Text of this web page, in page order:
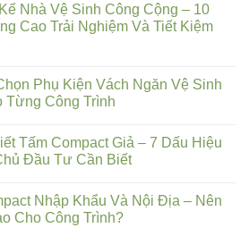
Nhà Vệ Sinh Công Cộng – 10
Cao Trải Nghiệm Và Tiết Kiệm
Phụ Kiện Vách Ngăn Vệ Sinh
Từng Công Trình
Tấm Compact Giả – 7 Dấu Hiệu
Đầu Tư Cần Biết
Nhập Khẩu Và Nội Địa – Nên
Cho Công Trình?